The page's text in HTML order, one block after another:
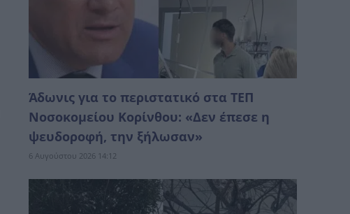
Άδωνις για το περιστατικό στα ΤΕΠ
Νοσοκομείου Κορίνθου: «Δεν έπεσε η
ψευδοροφή, την ξήλωσαν»
6 Αυγούστου 2026 14:12